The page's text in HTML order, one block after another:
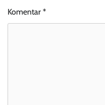
Komentar *